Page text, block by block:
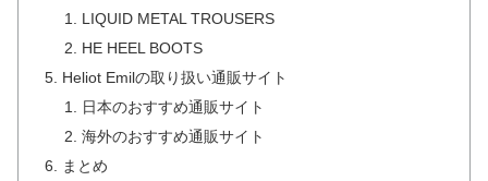
LIQUID METAL TROUSERS
HE HEEL BOOTS
Heliot Emilの取り扱い通販サイト
日本のおすすめ通販サイト
海外のおすすめ通販サイト
まとめ